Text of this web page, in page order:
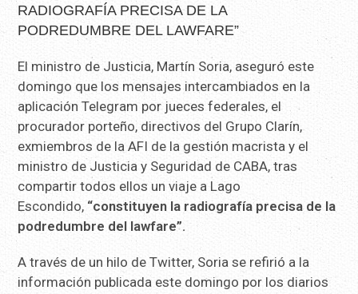
RADIOGRAFÍA PRECISA DE LA
PODREDUMBRE DEL LAWFARE”
El ministro de Justicia, Martín Soria, aseguró este
domingo que los mensajes intercambiados en la
aplicación Telegram por jueces federales, el
procurador porteño, directivos del Grupo Clarín,
exmiembros de la AFI de la gestión macrista y el
ministro de Justicia y Seguridad de CABA, tras
compartir todos ellos un viaje a Lago
Escondido, “constituyen la radiografía precisa de la
podredumbre del lawfare”.
A través de un hilo de Twitter, Soria se refirió a la
información publicada este domingo por los diarios